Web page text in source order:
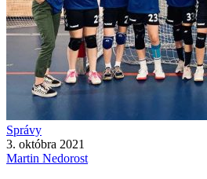
Správy
3. októbra 2021
Martin Nedorost